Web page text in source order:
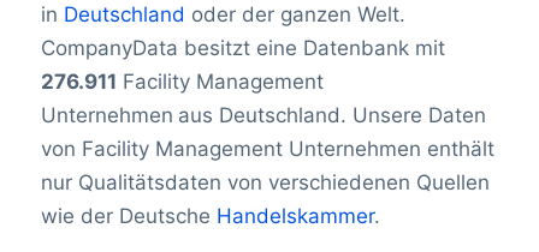
in Deutschland oder der ganzen Welt.
CompanyData besitzt eine Datenbank mit
276.911 Facility Management
Unternehmen aus Deutschland. Unsere Daten
von Facility Management Unternehmen enthält
nur Qualitätsdaten von verschiedenen Quellen
wie der Deutsche Handelskammer.